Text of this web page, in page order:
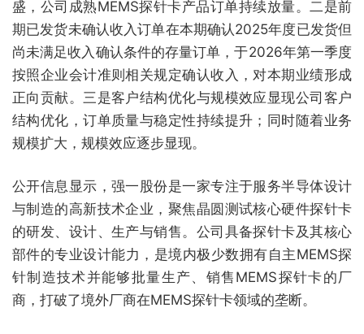
盛，公司成熟MEMS探针卡产品订单持续放量。二是前
期已发货未确认收入订单在本期确认2025年度已发货但
尚未满足收入确认条件的存量订单，于2026年第一季度
按照企业会计准则相关规定确认收入，对本期业绩形成
正向贡献。三是客户结构优化与规模效应显现公司客户
结构优化，订单质量与稳定性持续提升；同时随着业务
规模扩大，规模效应逐步显现。
公开信息显示，强一股份是一家专注于服务半导体设计
与制造的高新技术企业，聚焦晶圆测试核心硬件探针卡
的研发、设计、生产与销售。公司具备探针卡及其核心
部件的专业设计能力，是境内极少数拥有自主MEMS探
针制造技术并能够批量生产、销售MEMS探针卡的厂
商，打破了境外厂商在MEMS探针卡领域的垄断。